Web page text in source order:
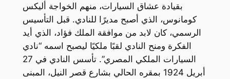
بقيادة عشاق السيارات، منهم الخواجة أليكس
كومانوس، الذي أصبح مديرًا للنادي. قبل التأسيس
الرسمي، كان لابد من موافقة الملك فؤاد، الذي أيد
الفكرة ومنح النادي لقبًا ملكيًا ليصبح اسمه “نادي
السيارات الملكي المصري”. تأسس النادي في 27
أبريل 1924 بمقره الحالي بشارع قصر النيل، المبنى